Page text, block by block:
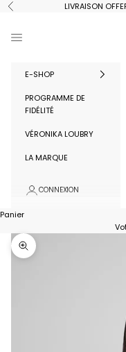
Passer au contenu
Précédent LIVRAISON
Menu
E-SHOP
PROGRAMME DE
FIDÉLITÉ
VÉRONIKA LOUBRY
LA MARQUE
CONNEXION
Panier
Zoomer sur l'image